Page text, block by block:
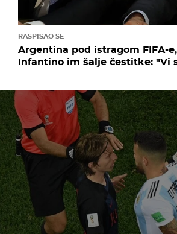
RASPISAO SE
Argentina pod istragom FIFA-
Infantino im šalje čestitke: "Vi